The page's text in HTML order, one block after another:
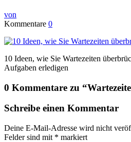
von
Kommentare 0
10 Ideen, wie Sie Wartezeiten
Aufgaben erledigen
0 Kommentare zu “
Schreibe einen Kommentar
Deine E-Mail-Adresse wird nicht
Felder sind mit * markiert